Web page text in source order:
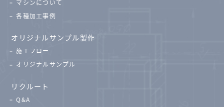
マシンについて
各種加工事例
オリジナルサンプル製作
施工フロー
オリジナルサンプル
リクルート
Q&A